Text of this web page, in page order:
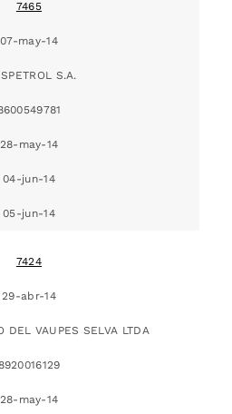
7465
07-may-14
S.A.
28-may-14
04-jun-14
05-jun-14
7424
29-abr-14
DEL VAUPES SELVA LTDA
8920016129
28-may-14